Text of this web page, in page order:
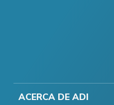
ACERCA DE ADI